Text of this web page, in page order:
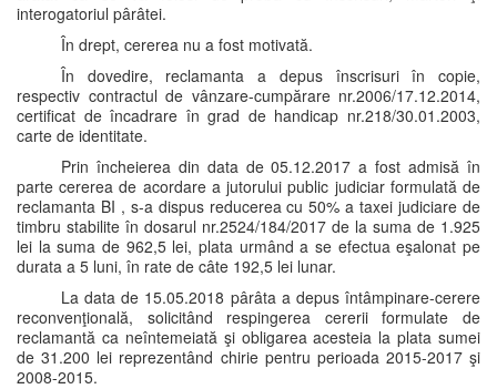
interogatoriul pârâtei.
În drept, cererea nu a fost motivată.
În dovedire, reclamanta a depus înscrisuri în copie,
respectiv contractul de vânzare-cumpărare nr.2006/17.12.2014,
certificat de încadrare în grad de handicap nr.218/30.01.2003,
carte de identitate.
Prin încheierea din data de 05.12.2017 a fost admisă în
parte cererea de acordare a jutorului public judiciar formulată de
reclamanta BI , s-a dispus reducerea cu 50% a taxei judiciare de
timbru stabilite în dosarul nr.2524/184/2017 de la suma de 1.925
lei la suma de 962,5 lei, plata urmând a se efectua eşalonat pe
durata a 5 luni, în rate de câte 192,5 lei lunar.
La data de 15.05.2018 pârâta a depus întâmpinare-cerere
reconvenţională, solicitând respingerea cererii formulate de
reclamantă ca neîntemeiată şi obligarea acesteia la plata sumei
de 31.200 lei reprezentând chirie pentru perioada 2015-2017 şi
2008-2015.